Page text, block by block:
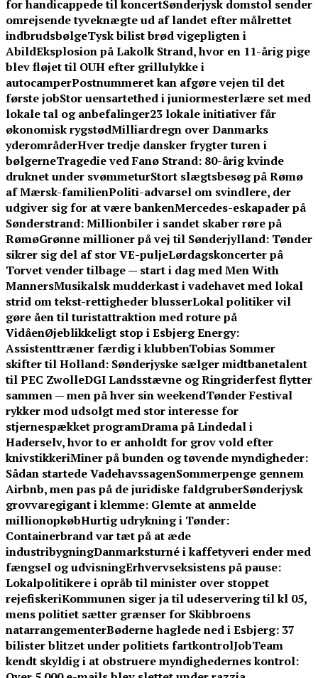
for handicappede til koncertSønderjysk domstol sender
omrejsende tyveknægte ud af landet efter målrettet
indbrudsbølgeTysk bilist brød vigepligten i
AbildEksplosion på Lakolk Strand, hvor en 11-årig pige
blev fløjet til OUH efter grillulykke i
autocamperPostnummeret kan afgøre vejen til det
første jobStor uensartethed i juniormesterlære set med
lokale tal og anbefalinger23 lokale initiativer får
økonomisk rygstødMilliardregn over Danmarks
yderområderHver tredje dansker frygter turen i
bølgerneTragedie ved Fanø Strand: 80-årig kvinde
druknet under svømmeturStort slægtsbesøg på Rømø
af Mærsk-familienPoliti-advarsel om svindlere, der
udgiver sig for at være bankenMercedes-eskapader på
Sønderstrand: Millionbiler i sandet skaber røre på
RømøGrønne millioner på vej til Sønderjylland: Tønder
sikrer sig del af stor VE-puljeLørdagskoncerter på
Torvet vender tilbage — start i dag med Men With
MannersMusikalsk mudderkast i vadehavet med lokal
strid om tekst-rettigheder blusserLokal politiker vil
gøre åen til turistattraktion med roture på
VidåenØjeblikkeligt stop i Esbjerg Energy:
Assistenttræner færdig i klubbenTobias Sommer
skifter til Holland: Sønderjyske sælger midtbanetalent
til PEC ZwolleDGI Landsstævne og Ringriderfest flytter
sammen — men på hver sin weekendTønder Festival
rykker mod udsolgt med stor interesse for
stjernespækket programDrama på Lindedal i
Haderselv, hvor to er anholdt for grov vold efter
knivstikkeriMiner på bunden og tøvende myndigheder:
Sådan startede VadehavssagenSommerpenge gennem
Airbnb, men pas på de juridiske faldgruberSønderjysk
grovvaregigant i klemme: Glemte at anmelde
millionopkøbHurtig udrykning i Tønder:
Containerbrand var tæt på at æde
industribygningDanmarksturné i kaffetyveri ender med
fængsel og udvisningErhvervseksistens på pause:
Lokalpolitikere i opråb til minister over stoppet
rejefiskeriKommunen siger ja til udeservering til kl 05,
mens politiet sætter grænser for Skibbroens
natarrangementerBøderne haglede ned i Esbjerg: 37
bilister blitzet under politiets fartkontrolJobTeam
kendt skyldig i at obstruere myndighedernes kontrol: